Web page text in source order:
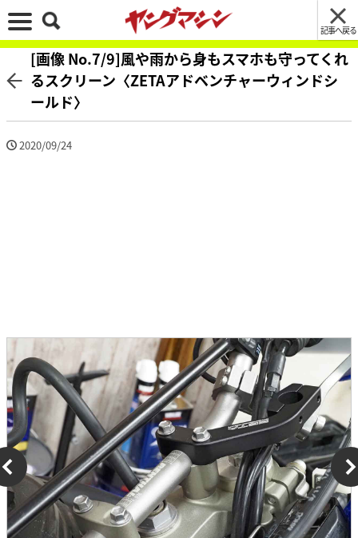
記事へ戻る
[画像 No.7/9]風や雨から身もスマホも守ってくれ
るスクリーン〈ZETAアドベンチャーウィンドシ
ールド〉
2020/09/24